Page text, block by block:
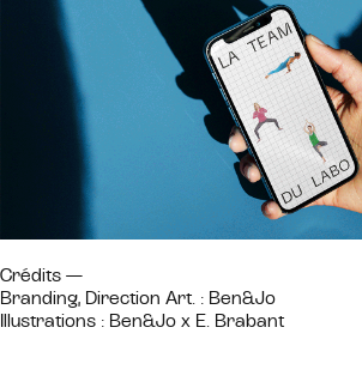
Crédits —
Branding, Direction Art. : Ben&Jo
Illustrations : Ben&Jo x E. Brabant